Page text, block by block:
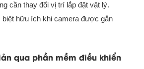
cần thay đổi vị trí lắp đặt vật lý.
biệt hữu ích khi camera được gắn
qua phần mềm điều khiển